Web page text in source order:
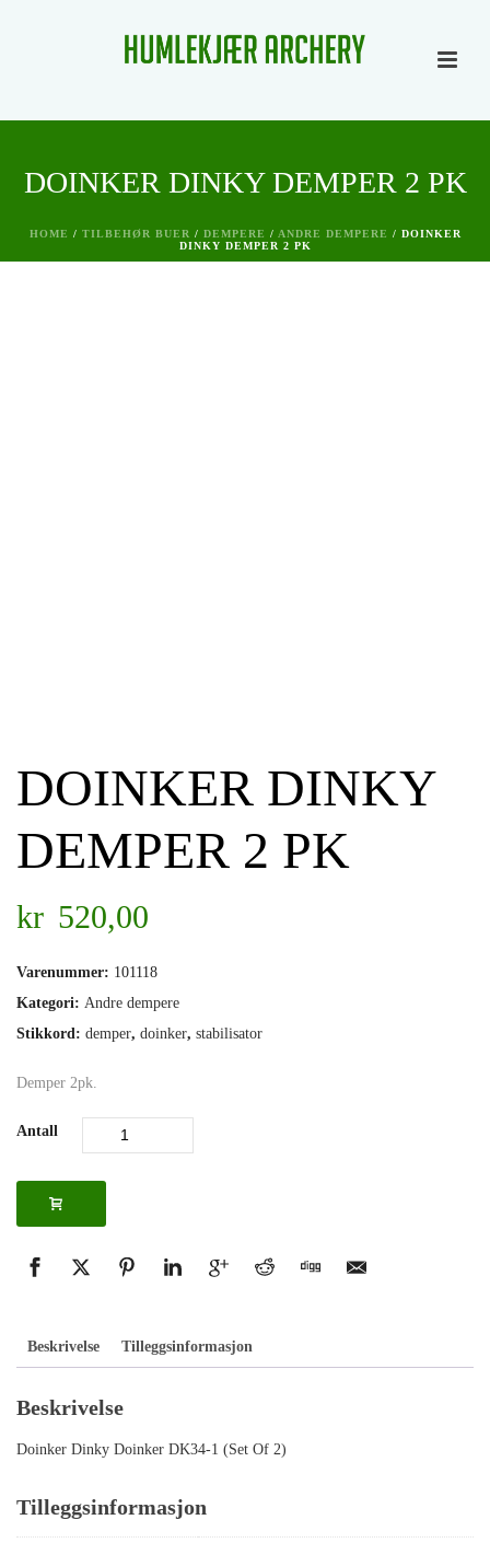
DOINKER DINKY DEMPER 2 PK
HOME / TILBEHØR BUER / DEMPERE / ANDRE DEMPERE / DOINKER
DINKY DEMPER 2 PK
DOINKER DINKY
DEMPER 2 PK
kr 520,00
Varenummer: 101118
Kategori: Andre dempere
Stikkord: demper, doinker, stabilisator
Demper 2pk.
Antall
Beskrivelse Tilleggsinformasjon
Beskrivelse
Doinker Dinky Doinker DK34-1 (Set Of 2)
Tilleggsinformasjon